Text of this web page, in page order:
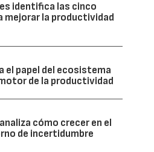
identifica las cinco
mejorar la productividad
el papel del ecosistema
de la productividad
cómo crecer en el
de incertidumbre